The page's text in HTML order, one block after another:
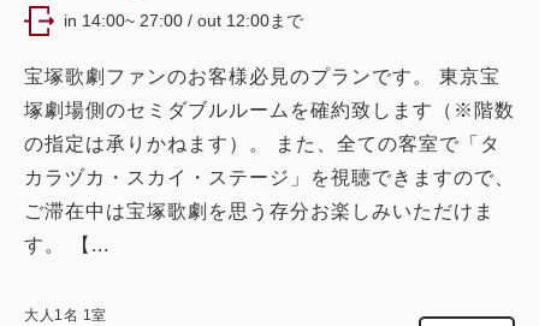
in 14:00~ 27:00 / out 12:00まで
宝塚歌劇ファンのお客様必見のプランです。 東京宝
塚劇場側のセミダブルルームを確約致します（※階数
の指定は承りかねます）。 また、全ての客室で「タ
カラヅカ・スカイ・ステージ」を視聴できますので、
ご滞在中は宝塚歌劇を思う存分お楽しみいただけま
す。 【...
大人 1 名 1 室